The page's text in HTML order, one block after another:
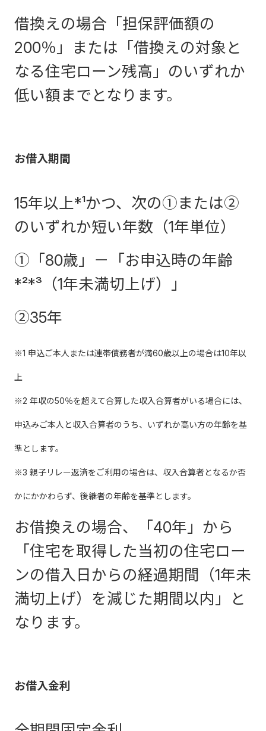
借換えの場合「担保評価額の
200％」または「借換えの対象と
なる住宅ローン残高」のいずれか
低い額までとなります。
お借入期間
15年以上*¹かつ、次の①または②
のいずれか短い年数（1年単位）
①「80歳」－「お申込時の年齢
*²*³（1年未満切上げ）」
②35年
※1 申込ご本人または連帯債務者が満60歳以上の場合は10年以
上
※2 年収の50％を超えて合算した収入合算者がいる場合には、
申込みご本人と収入合算者のうち、いずれか高い方の年齢を基
準とします。
※3 親子リレー返済をご利用の場合は、収入合算者となるか否
かにかかわらず、後継者の年齢を基準とします。
お借換えの場合、「40年」から
「住宅を取得した当初の住宅ロー
ンの借入日からの経過期間（1年未
満切上げ）を減じた期間以内」と
なります。
お借入金利